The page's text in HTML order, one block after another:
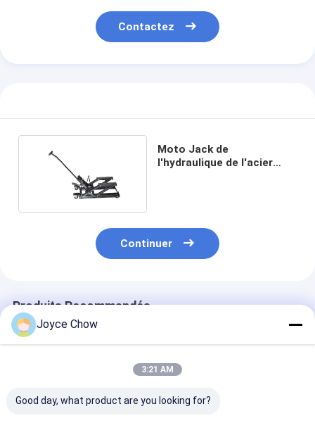
Contactez
Moto Jack de
l'hydraulique de l'acier
Continuer
Produits Recommandés
Joyce Chow
3:21 AM
Good day, what product are you looking for?